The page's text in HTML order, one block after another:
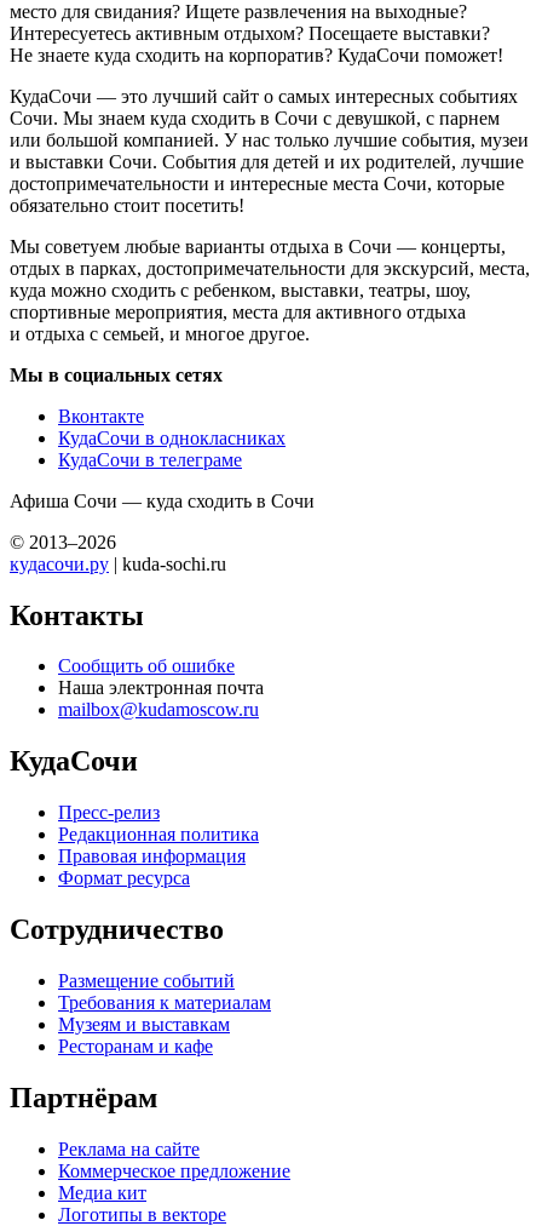
место для свидания? Ищете развлечения на выходные?
Интересуетесь активным отдыхом? Посещаете выставки?
Не знаете куда сходить на корпоратив? КудаСочи поможет!
КудаСочи — это лучший сайт о самых интересных событиях
Сочи. Мы знаем куда сходить в Сочи с девушкой, с парнем
или большой компанией. У нас только лучшие события, музеи
и выставки Сочи. События для детей и их родителей, лучшие
достопримечательности и интересные места Сочи, которые
обязательно стоит посетить!
Мы советуем любые варианты отдыха в Сочи — концерты,
отдых в парках, достопримечательности для экскурсий, места,
куда можно сходить с ребенком, выставки, театры, шоу,
спортивные мероприятия, места для активного отдыха
и отдыха с семьей, и многое другое.
Мы в социальных сетях
Вконтакте
КудаСочи в однокласниках
КудаСочи в телеграме
Афиша Сочи — куда сходить в Сочи
© 2013–2026
кудасочи.ру | kuda-sochi.ru
Контакты
Сообщить об ошибке
Наша электронная почта
mailbox@kudamoscow.ru
КудаСочи
Пресс-релиз
Редакционная политика
Правовая информация
Формат ресурса
Сотрудничество
Размещение событий
Требования к материалам
Музеям и выставкам
Ресторанам и кафе
Партнёрам
Реклама на сайте
Коммерческое предложение
Медиа кит
Логотипы в векторе